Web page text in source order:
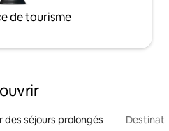
de tourisme
séjours prolongés